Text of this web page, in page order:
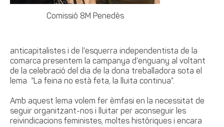
Comissió 8M Penedès
anticapitalistes i de l’esquerra independentista de la
comarca presentem la campanya d’enguany al voltant
de la celebració del dia de la dona treballadora sota el
lema “La feina no està feta, la lluita continua”.
Amb aquest lema volem fer èmfasi en la necessitat de
seguir organitzant-nos i lluitar per aconseguir les
reivindicacions feministes, moltes històriques i encara